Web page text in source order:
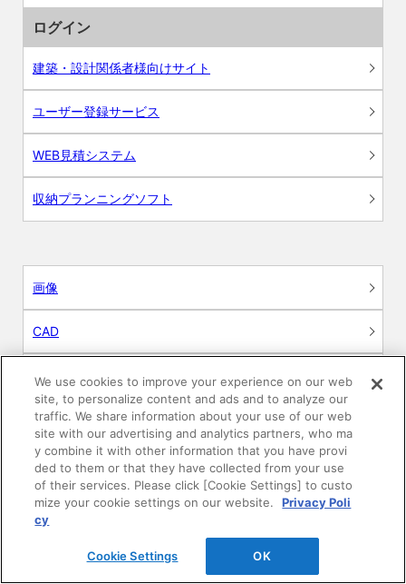
ログイン
建築・設計関係者様向けサイト
ユーザー登録サービス
WEB見積システム
収納プランニングソフト
画像
CAD
BIM用テクスチャー
図面（PDF）
申請関係認定書類
施工・取扱説明書
We use cookies to improve your experience on our web
site, to personalize content and ads and to analyze our
traffic. We share information about your use of our web
site with our advertising and analytics partners, who ma
y combine it with other information that you have provi
ded to them or that they have collected from your use
of their services. Please click [Cookie Settings] to custo
mize your cookie settings on our website.
Privacy Poli
cy
Cookie Settings OK